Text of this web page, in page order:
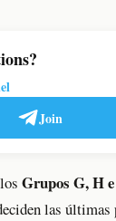
Join
Grupos G, H
las últimas